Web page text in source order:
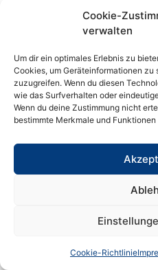
Cookie-
verwalten
Um dir ein optimales Erlebnis zu
Cookies, um Geräteinformationen zu
zuzugreifen. Wenn du diesen
wie das Surfverhalten oder
Wenn du deine Zustimmung nicht
bestimmte Merkmale und
Cookie-Richtlinie